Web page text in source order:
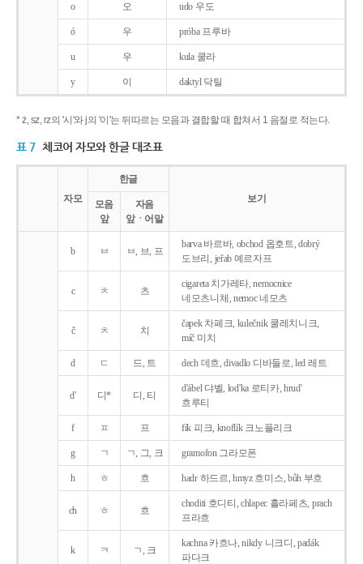
o 오 udo 우도
ó 우 próba 프루바
u 우 kula 쿨라
y 이 daktyl 닥틸
* ż, sz, rz의 '시'와 j의 '이'는 뒤따르는 모음과 결합할 때 합쳐서 1 음절로 적는다.
표 7 체코어 자모와 한글 대조표
자모
한글
보기
모음
앞
자음
앞ㆍ어말
b ㅂ ㅂ, 브, 프
barva 바르바, obchod 옵호트, dobrý
도브리, jeřab 예르자프
c ㅊ 츠
cigareta 치가레타, nemocnice
네모츠니체, nemoc 네모츠
č ㅊ 치
čapek 차페크, kulečnik 쿨레치니크,
míč 미치
d ㄷ 드, 트 dech 데흐, divadlo 디바들로, led 레트
d' 디* 디, 티
d'ábel 댜벨, lod'ka 로티카, hrud'
흐루티
f ㅍ 프 fík 피크, knoflík 크노플리크
g ㄱ ㄱ, 그, 크 gramofon 그라모폰
h ㅎ 흐 hadr 하드르, hmyz 흐미스, bůh 부흐
ch ㅎ 흐
choditi 호디티, chlapec 흘라페츠, prach
프라흐
k ㅋ ㄱ, 크
kachna 카흐나, nikdy 니크디, padák
파다크